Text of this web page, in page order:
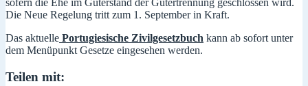
sofern die Ehe im Güterstand der Gütertrennung geschlossen wird.
Die Neue Regelung tritt zum 1. September in Kraft.
Das aktuelle Portugiesische Zivilgesetzbuch kann ab sofort unter
dem Menüpunkt Gesetze eingesehen werden.
Teilen mit: